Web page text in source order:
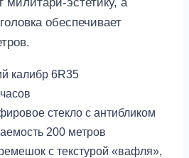
обеспечивает
калибр 6R35
стекло с антибликом
200 метров
с текстурой «вафля»,